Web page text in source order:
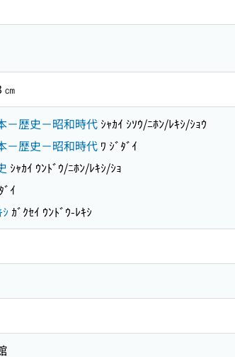
㎝
－歴史－昭和時代 ｼｬｶｲ ｼｿｳ/ﾆﾎﾝ/ﾚｷｼ/ｼｮｳ
－歴史－昭和時代 ﾜ ｼﾞﾀﾞｲ
ｼｬｶｲ ｳﾝﾄﾞｳ/ﾆﾎﾝ/ﾚｷｼ/ｼｮ
ﾞｲ
ｶﾞｸｾｲ ｳﾝﾄﾞｳ-ﾚｷｼ